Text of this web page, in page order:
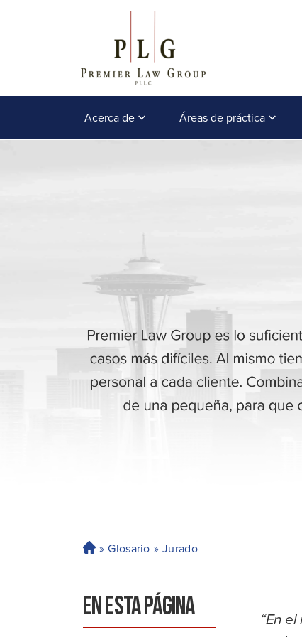
Acerca de Áreas de práctica
H
r
» Glosario » Jurado
EN ESTA PÁGINA
“En